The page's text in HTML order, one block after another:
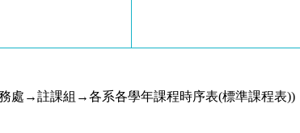
處 →註課組 →各系各學年課程時序表(標準課程表))